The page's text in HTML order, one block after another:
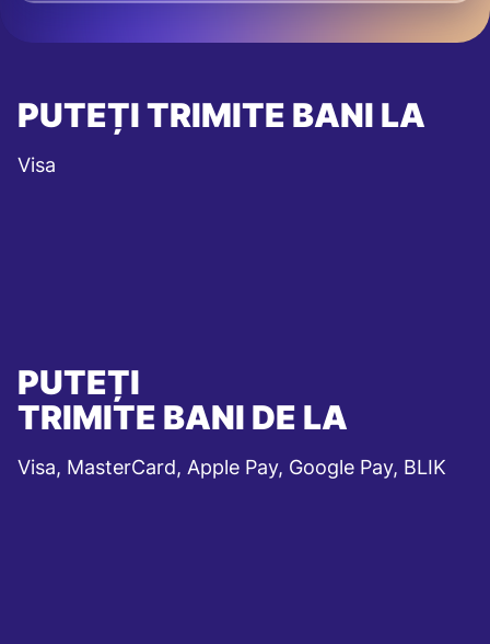
PUTEȚI TRIMITE BANI LA
Visa
PUTEȚI
TRIMITE BANI DE LA
Visa, MasterCard, Apple Pay, Google Pay, BLIK